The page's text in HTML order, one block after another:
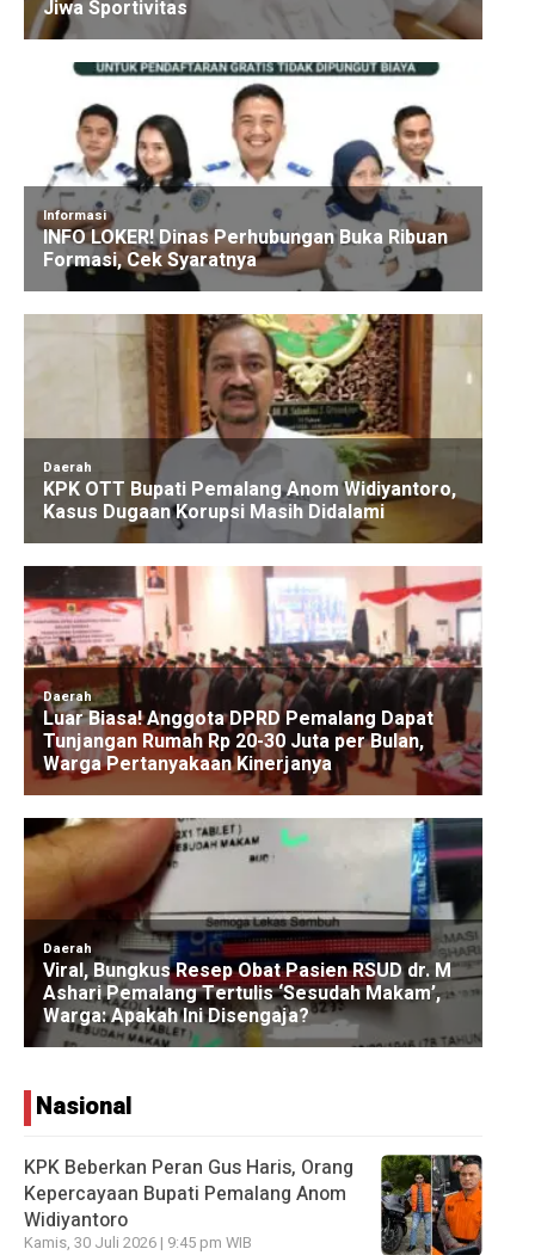
Nasional
KPK Beberkan Peran Gus Haris, Orang
Kepercayaan Bupati Pemalang Anom
Widiyantoro
Kamis, 30 Juli 2026 | 9:45 pm WIB